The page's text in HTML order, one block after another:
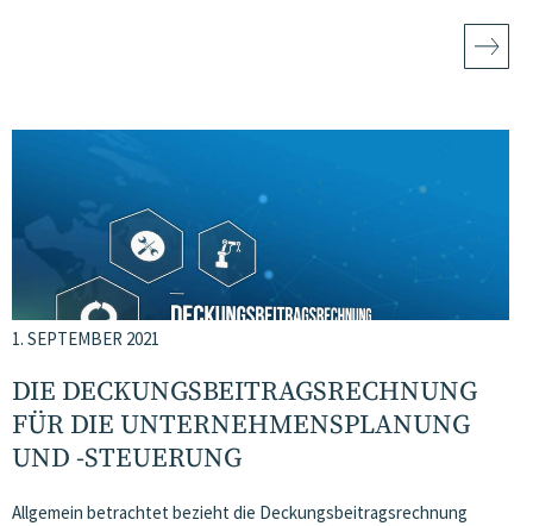
1. SEPTEMBER 2021
DIE DECKUNGSBEITRAGSRECHNUNG
FÜR DIE UNTERNEHMENSPLANUNG
UND -STEUERUNG
Allgemein betrachtet bezieht die Deckungsbeitragsrechnung